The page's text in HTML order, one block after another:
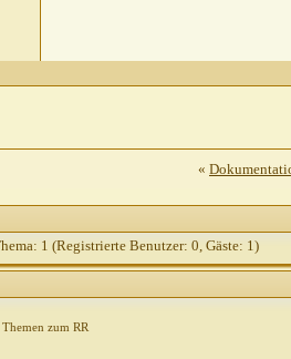
«
1 (Registrierte Benutzer: 0, Gäste: 1)
zum RR